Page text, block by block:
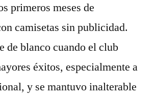
primeros meses de
camisetas sin publicidad.
de blanco cuando el club
éxitos, especialmente a
y se mantuvo inalterable